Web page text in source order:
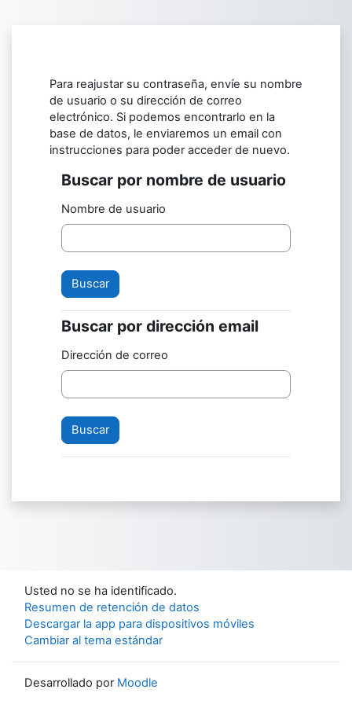
Para reajustar su contraseña, envíe su nombre
de usuario o su dirección de correo
electrónico. Si podemos encontrarlo en la
base de datos, le enviaremos un email con
instrucciones para poder acceder de nuevo.
Buscar por nombre de usuario
Buscar por nombre de usuario
Nombre de usuario
Buscar por dirección email
Buscar por dirección email
Dirección de correo
Usted no se ha identificado.
Resumen de retención de datos
Descargar la app para dispositivos móviles
Cambiar al tema estándar
Desarrollado por Moodle